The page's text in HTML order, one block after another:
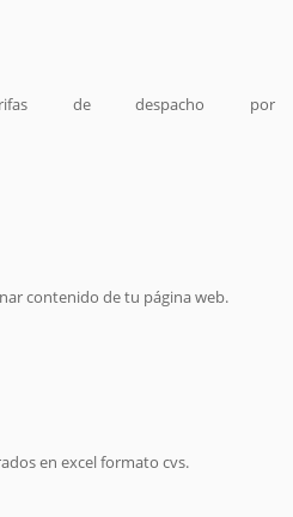
de despacho por
contenido de tu página web.
en excel formato cvs.